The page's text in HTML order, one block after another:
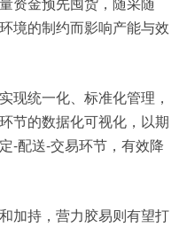
境的制约而影响产能与效
现统一化、标准化管理，
节的数据化可视化，以期
-配送-交易环节，有效降
加持，营力胶易则有望打